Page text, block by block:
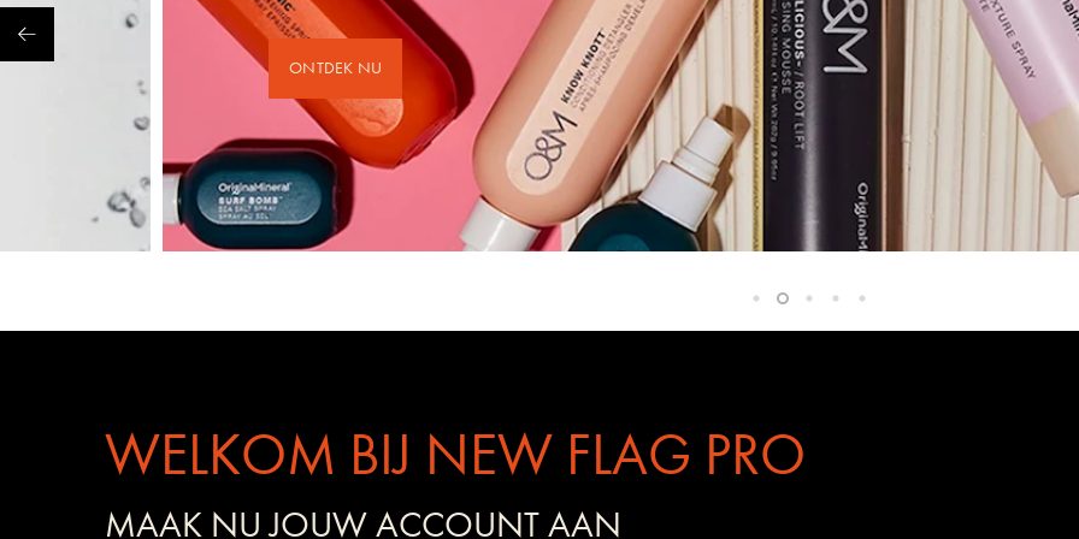
ONTDEK NU
WELKOM BIJ NEW FLAG PRO
MAAK NU JOUW ACCOUNT AAN